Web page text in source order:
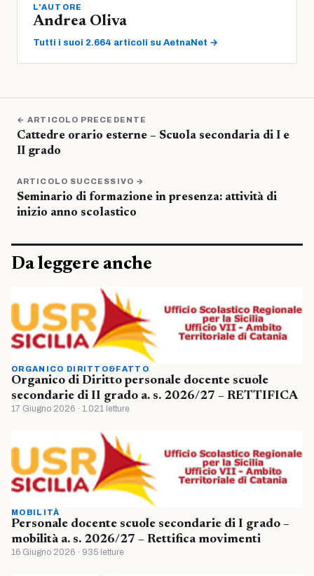
L'AUTORE
Andrea Oliva
Tutti i suoi 2.664 articoli su AetnaNet →
← ARTICOLO PRECEDENTE
Cattedre orario esterne – Scuola secondaria di I e
II grado
ARTICOLO SUCCESSIVO →
Seminario di formazione in presenza: attività di
inizio anno scolastico
Da leggere anche
ORGANICO DIRITTO&FATTO
Organico di Diritto personale docente scuole
secondarie di II grado a. s. 2026/27 – RETTIFICA
17 Giugno 2026 · 1.021 letture
MOBILITÀ
Personale docente scuole secondarie di I grado –
mobilità a. s. 2026/27 – Rettifica movimenti
16 Giugno 2026 · 935 letture